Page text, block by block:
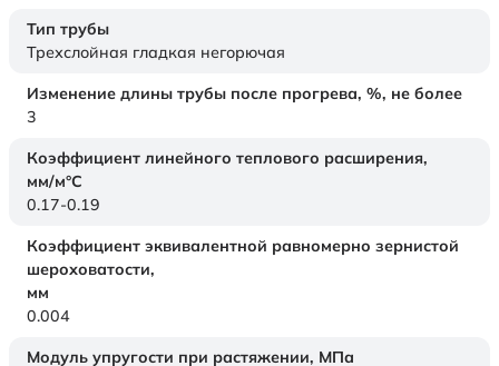
Тип трубы
Трехслойная гладкая негорючая
Изменение длины трубы после прогрева, %, не более
3
Коэффициент линейного теплового расширения,
мм/м°С
0.17-0.19
Коэффициент эквивалентной равномерно зернистой
шероховатости,
мм
0.004
Модуль упругости при растяжении, МПа